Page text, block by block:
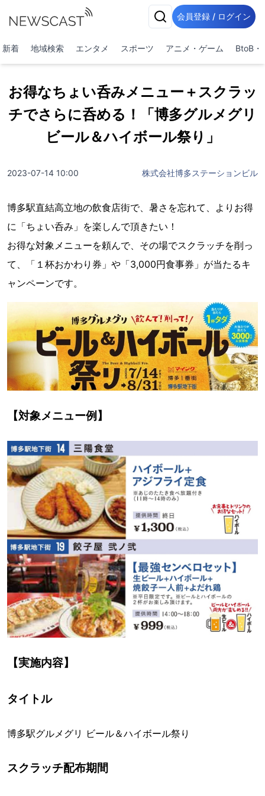
会員登録 / ログイン
新着 地域検索 エンタメ スポーツ アニメ・ゲーム BtoB・
お得なちょい呑みメニュー＋スクラッ
チでさらに呑める！「博多グルメグリ
ビール＆ハイボール祭り」
2023-07-14 10:00 株式会社博多ステーションビル
博多駅直結高立地の飲食店街で、暑さを忘れて、よりお得
に「ちょい呑み」を楽しんで頂きたい！
お得な対象メニューを頼んで、その場でスクラッチを削っ
て、「１杯おかわり券」や「3,000円食事券」が当たるキ
ャンペーンです。
【対象メニュー例】
【実施内容】
タイトル
博多駅グルメグリ ビール＆ハイボール祭り
スクラッチ配布期間